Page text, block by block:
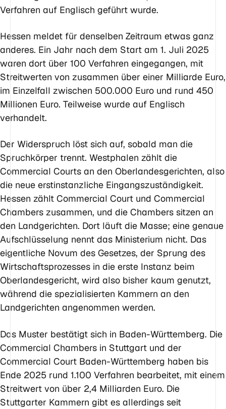
Verfahren auf Englisch geführt wurde.
Hessen meldet für denselben Zeitraum etwas ganz
anderes. Ein Jahr nach dem Start am 1. Juli 2025
waren dort über 100 Verfahren eingegangen, mit
Streitwerten von zusammen über einer Milliarde Euro,
im Einzelfall zwischen 500.000 Euro und rund 450
Millionen Euro. Teilweise wurde auf Englisch
verhandelt.
Der Widerspruch löst sich auf, sobald man die
Spruchkörper trennt. Westphalen zählt die
Commercial Courts an den Oberlandesgerichten, also
die neue erstinstanzliche Eingangszuständigkeit.
Hessen zählt Commercial Court und Commercial
Chambers zusammen, und die Chambers sitzen an
den Landgerichten. Dort läuft die Masse; eine genaue
Aufschlüsselung nennt das Ministerium nicht. Das
eigentliche Novum des Gesetzes, der Sprung des
Wirtschaftsprozesses in die erste Instanz beim
Oberlandesgericht, wird also bisher kaum genutzt,
während die spezialisierten Kammern an den
Landgerichten angenommen werden.
Das Muster bestätigt sich in Baden-Württemberg. Die
Commercial Chambers in Stuttgart und der
Commercial Court Baden-Württemberg haben bis
Ende 2025 rund 1.100 Verfahren bearbeitet, mit einem
Streitwert von über 2,4 Milliarden Euro. Die
Stuttgarter Kammern gibt es allerdings seit